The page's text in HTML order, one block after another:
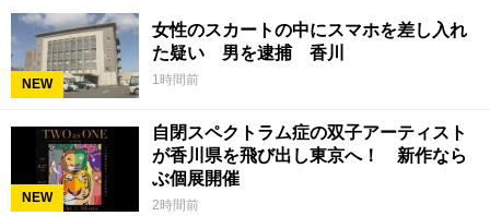
NEW
女性のスカートの中にスマホを差し入れ
た疑い 男を逮捕 香川
1時間前
NEW
自閉スペクトラム症の双子アーティスト
が香川県を飛び出し東京へ！ 新作なら
ぶ個展開催
2時間前